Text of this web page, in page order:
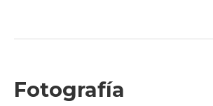
Fotografía